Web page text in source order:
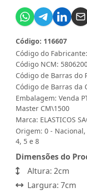
Código do
Código: 116607
Código NCM:
Código de Barras do
Código de Barras da
Embalagem: Venda
Master CM\1500
Marca: ELASTICOS
Origem: 0 -
4, 5 e 8
Dimensões do
Altura: 2cm
Largura: 7cm